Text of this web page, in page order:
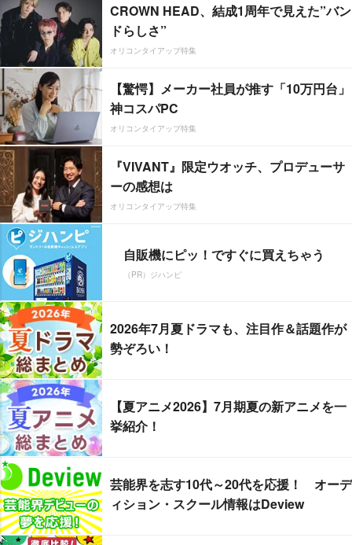
CROWN HEAD、結成1周年で見えた”バン
ドらしさ”
オリコンタイアップ特集
【驚愕】メーカー社員が推す「10万円台」
神コスパPC
オリコンタイアップ特集
『VIVANT』限定ウオッチ、プロデューサ
ーの感想は
オリコンタイアップ特集
自販機にピッ！ですぐに買えちゃう
（PR）ジハンピ
2026年7月夏ドラマも、注目作＆話題作が
勢ぞろい！
【夏アニメ2026】7月期夏の新アニメを一
挙紹介！
芸能界を志す10代～20代を応援！ オーデ
ィション・スクール情報はDeview